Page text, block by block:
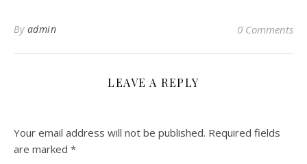
By admin 0 Comments
LEAVE A REPLY
Your email address will not be published. Required fields
are marked *